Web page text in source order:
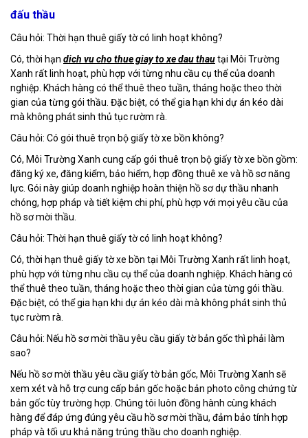
đấu thầu
Câu hỏi: Thời hạn thuê giấy tờ có linh hoạt không?
Có, thời hạn dich vu cho thue giay to xe dau thautại Môi Trường
Xanh rất linh hoạt, phù hợp với từng nhu cầu cụ thể của doanh
nghiệp. Khách hàng có thể thuê theo tuần, tháng hoặc theo thời
gian của từng gói thầu. Đặc biệt, có thể gia hạn khi dự án kéo dài
mà không phát sinh thủ tục rườm rà.
Câu hỏi: Có gói thuê trọn bộ giấy tờ xe bồn không?
Có, Môi Trường Xanh cung cấp gói thuê trọn bộ giấy tờ xe bồn gồm:
đăng ký xe, đăng kiểm, bảo hiểm, hợp đồng thuê xe và hồ sơ năng
lực. Gói này giúp doanh nghiệp hoàn thiện hồ sơ dự thầu nhanh
chóng, hợp pháp và tiết kiệm chi phí, phù hợp với mọi yêu cầu của
hồ sơ mời thầu.
Câu hỏi: Thời hạn thuê giấy tờ có linh hoạt không?
Có, thời hạn thuê giấy tờ xe bồn tại Môi Trường Xanh rất linh hoạt,
phù hợp với từng nhu cầu cụ thể của doanh nghiệp. Khách hàng có
thể thuê theo tuần, tháng hoặc theo thời gian của từng gói thầu.
Đặc biệt, có thể gia hạn khi dự án kéo dài mà không phát sinh thủ
tục rườm rà.
Câu hỏi: Nếu hồ sơ mời thầu yêu cầu giấy tờ bản gốc thì phải làm
sao?
Nếu hồ sơ mời thầu yêu cầu giấy tờ bản gốc, Môi Trường Xanh sẽ
xem xét và hỗ trợ cung cấp bản gốc hoặc bản photo công chứng từ
bản gốc tùy trường hợp. Chúng tôi luôn đồng hành cùng khách
hàng để đáp ứng đúng yêu cầu hồ sơ mời thầu, đảm bảo tính hợp
pháp và tối ưu khả năng trúng thầu cho doanh nghiệp.